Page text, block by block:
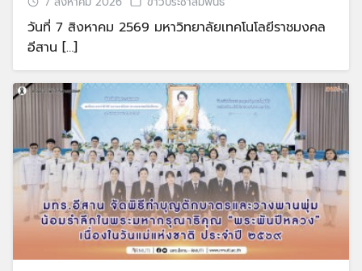
วันที่ 7 สิงหาคม 2569 มหาวิทยาลัยเทคโนโลยีราชมงคล
อีสาน […]